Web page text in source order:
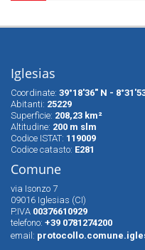
Iglesias
Coordinate: 39°18'36" N -
Abitanti: 25229
Superfìcie: 208,23 km²
Altitudine: 200 m slm
Codice ISTAT: 119009
Codice catasto: E281
Comune
via Isonzo 7
09016 Iglesias (CI)
P.IVA 00376610929
telefono: +39 0781274200
email: